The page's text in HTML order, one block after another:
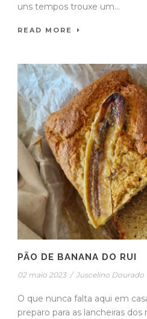
uns tempos trouxe um...
READ MORE
PÃO DE BANANA DO RUI
02 maio 2023 / Juscelino Dourado
O que nunca falta aqui em
preparo para as lancheiras